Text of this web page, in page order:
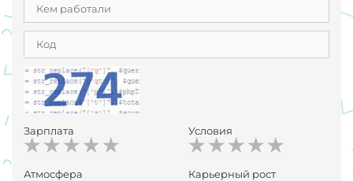
Зарплата Условия
Атмосфера Карьерный рост